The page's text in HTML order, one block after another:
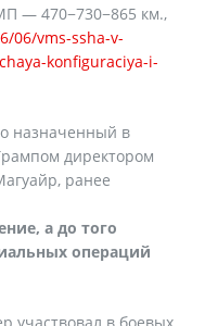
— 470−730−865 км.,
06/vms-ssha-v-
konfiguraciya-i-
назначенный в
директором
ранее
а до того
операций